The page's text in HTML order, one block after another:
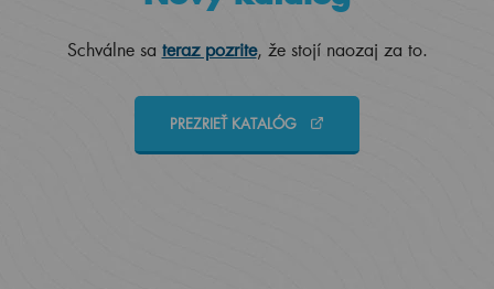
Schválne sa teraz pozrite, že stojí naozaj za to.
PREZRIEŤ KATALÓG